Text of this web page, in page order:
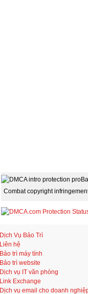
Combat copyright
Dịch Vụ Bảo Trì
Liên hệ
Bảo trì máy tính
Bảo trì website
Dịch vụ IT văn phòng
Link Exchange
Dịch vụ email cho doanh